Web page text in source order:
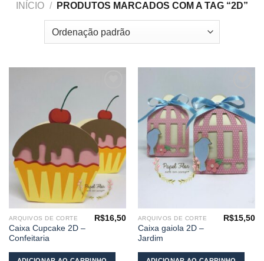
INÍCIO / PRODUTOS MARCADOS COM A TAG “2D”
Adicionar
aos
meus
desejos
ARQUIVOS DE CORTE
Caixa Cupcake 2D –
Confeitaria
R$16,50
Adicionar
aos
meus
desejos
ARQUIVOS DE CORTE
Caixa gaiola 2D –
Jardim
R$15,50